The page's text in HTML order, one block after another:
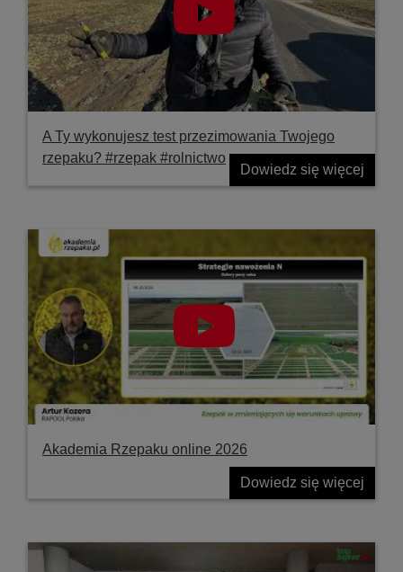
A Ty wykonujesz test przezimowania Twojego
rzepaku? #rzepak #rolnictwo
Dowiedz się więcej
Akademia Rzepaku online 2026
Dowiedz się więcej